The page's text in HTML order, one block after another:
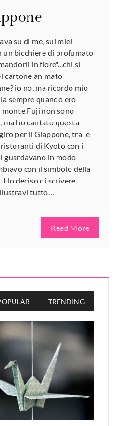
su di me, sui miei
un bicchiere di profumato
in fiore"...chi si
cartone animato
io no, ma ricordo mio
sempre quando ero
Fuji non sono
ma ho cantato questa
per il Giappone, tra le
di Kyoto con i
guardavano in modo
con il simbolo della
deciso di scrivere
tutto…
Read More
TRENDING